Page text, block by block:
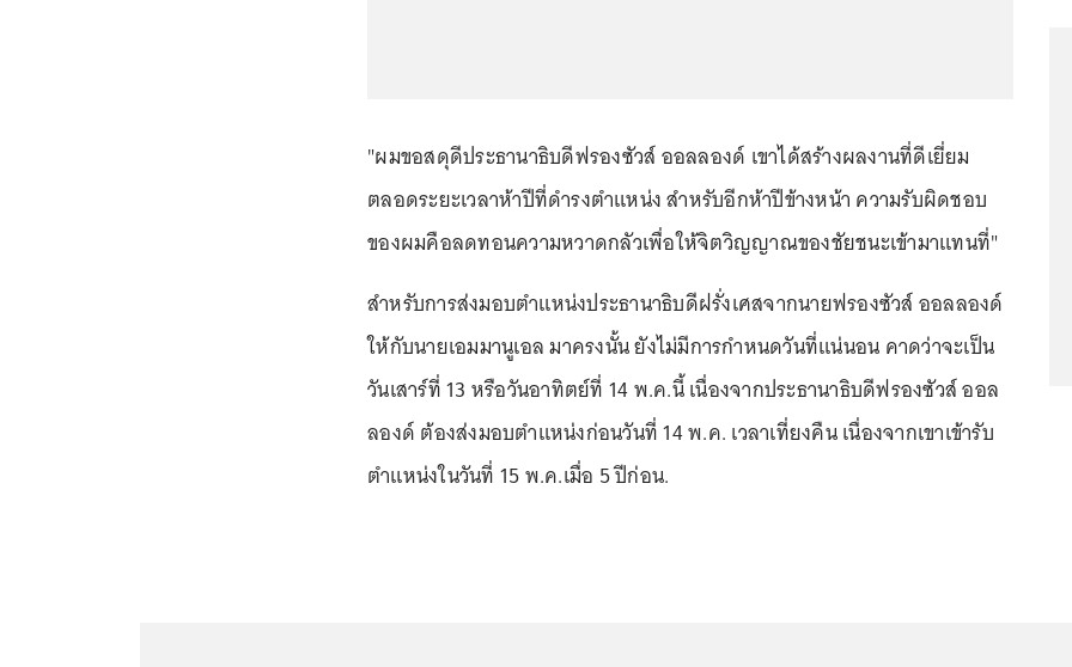
"ผมขอสดุดีประธานาธิบดีฟรองซัวส์ ออลลองด์ เขาได้สร้างผลงานที่ดีเยี่ยม
ตลอดระยะเวลาห้าปีที่ดำรงตำแหน่ง สำหรับอีกห้าปีข้างหน้า ความรับผิดชอบ
ของผมคือลดทอนความหวาดกลัวเพื่อให้จิตวิญญาณของชัยชนะเข้ามาแทนที่"
สำหรับการส่งมอบตำแหน่งประธานาธิบดีฝรั่งเศสจากนายฟรองซัวส์ ออลลองด์
ให้กับนายเอมมานูเอล มาครงนั้น ยังไม่มีการกำหนดวันที่แน่นอน คาดว่าจะเป็น
วันเสาร์ที่ 13 หรือวันอาทิตย์ที่ 14 พ.ค.นี้ เนื่องจากประธานาธิบดีฟรองซัวส์ ออล
ลองด์ ต้องส่งมอบตำแหน่งก่อนวันที่ 14 พ.ค. เวลาเที่ยงคืน เนื่องจากเขาเข้ารับ
ตำแหน่งในวันที่ 15 พ.ค.เมื่อ 5 ปีก่อน.